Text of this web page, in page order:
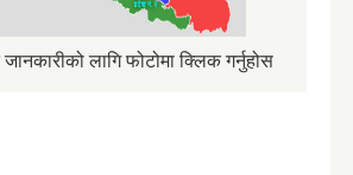
लागि फोटोमा क्लिक गर्नुहोस